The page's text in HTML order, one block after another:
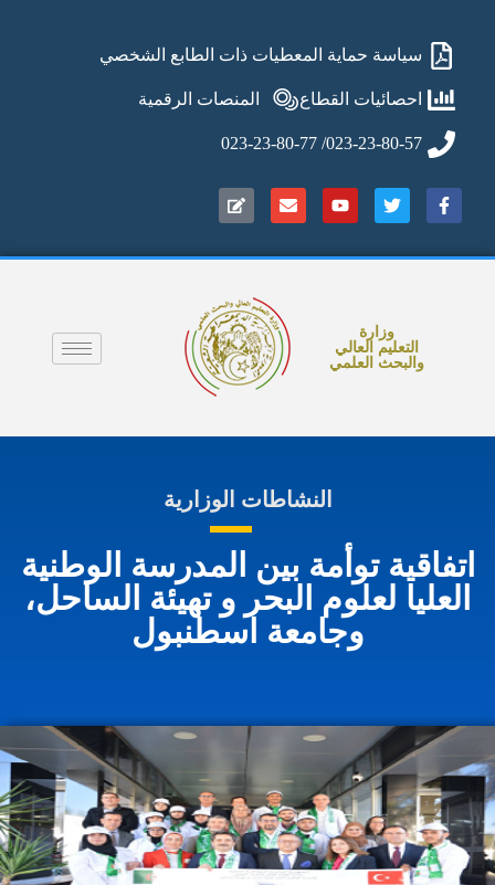
سياسة حماية المعطيات ذات الطابع الشخصي
احصائيات القطاع المنصات الرقمية
023-23-80-57/ 023-23-80-77
وزارة
التعليم العالي
والبحث العلمي
النشاطات الوزارية
اتفاقية توأمة بين المدرسة الوطنية
العليا لعلوم البحر و تهيئة الساحل،
وجامعة اسطنبول